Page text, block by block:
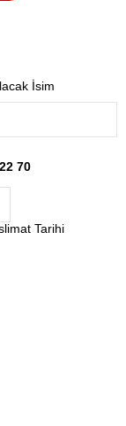
İsim
70
Tarihi